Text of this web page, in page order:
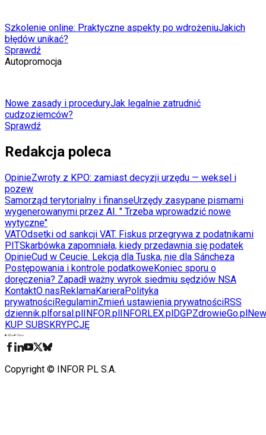
Szkolenie online: Praktyczne aspekty po wdrożeniuJakich
błędów unikać?
Sprawdź
Autopromocja
Nowe zasady i proceduryJak legalnie zatrudnić
cudzoziemców?
Sprawdź
Redakcja poleca
OpinieZwroty z KPO: zamiast decyzji urzędu — weksel i
pozew
Samorząd terytorialny i finanseUrzędy zasypane pismami
wygenerowanymi przez AI. " Trzeba wprowadzić nowe
wytyczne"
VATOdsetki od sankcji VAT. Fiskus przegrywa z podatnikami
PITSkarbówka zapomniała, kiedy przedawnia się podatek
OpinieCud w Ceucie. Lekcja dla Tuska, nie dla Sáncheza
Postępowania i kontrole podatkoweKoniec sporu o
doręczenia? Zapadł ważny wyrok siedmiu sędziów NSA
KontaktO nasReklamaKarieraPolityka
prywatnościRegulaminZmień ustawienia prywatnościRSS
dziennik.plforsal.plINFOR.plINFORLEX.plDGPZdrowieGo.pl
KUP SUBSKRYPCJĘ
Copyright © INFOR PL S.A.